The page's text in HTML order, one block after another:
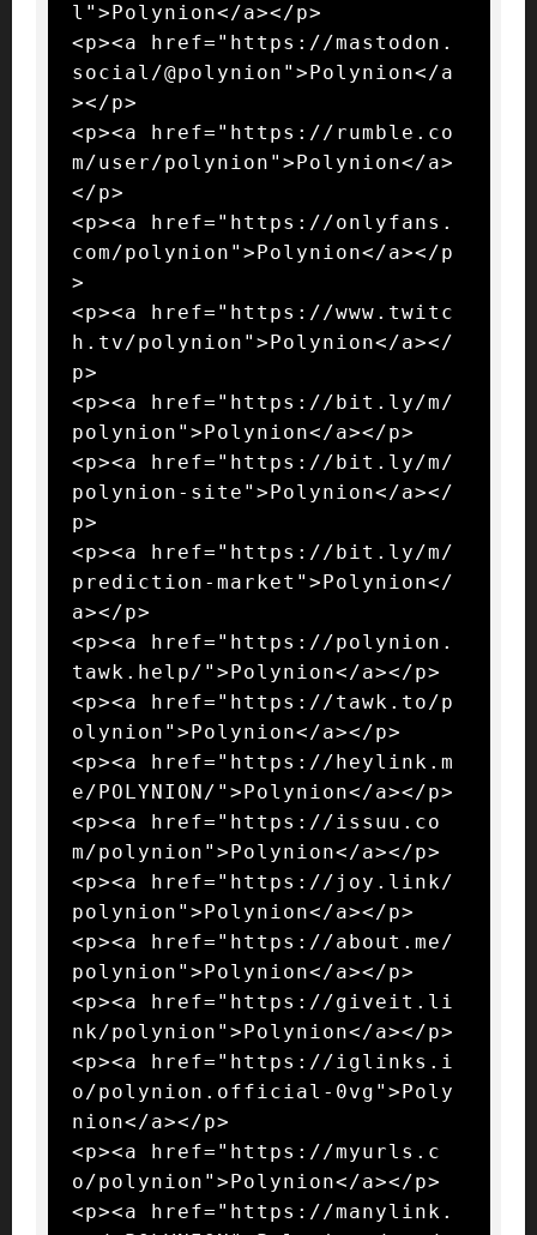
l">Polynion</a></p>
<p><a href="https://mastodon.
social/@polynion">Polynion</a
></p>
<p><a href="https://rumble.co
m/user/polynion">Polynion</a>
</p>
<p><a href="https://onlyfans.
com/polynion">Polynion</a></p
>
<p><a href="https://www.twitc
h.tv/polynion">Polynion</a></
p>
<p><a href="https://bit.ly/m/
polynion">Polynion</a></p>
<p><a href="https://bit.ly/m/
polynion-site">Polynion</a></
p>
<p><a href="https://bit.ly/m/
prediction-market">Polynion</
a></p>
<p><a href="https://polynion.
tawk.help/">Polynion</a></p>
<p><a href="https://tawk.to/p
olynion">Polynion</a></p>
<p><a href="https://heylink.m
e/POLYNION/">Polynion</a></p>
<p><a href="https://issuu.co
m/polynion">Polynion</a></p>
<p><a href="https://joy.link/
polynion">Polynion</a></p>
<p><a href="https://about.me/
polynion">Polynion</a></p>
<p><a href="https://giveit.li
nk/polynion">Polynion</a></p>
<p><a href="https://iglinks.i
o/polynion.official-0vg">Poly
nion</a></p>
<p><a href="https://myurls.c
o/polynion">Polynion</a></p>
<p><a href="https://manylink.